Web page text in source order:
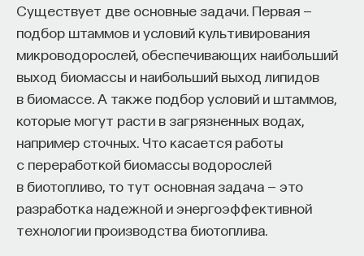
Существует две основные задачи. Первая —
подбор штаммов и условий культивирования
микроводорослей, обеспечивающих наибольший
выход биомассы и наибольший выход липидов
в биомассе. А также подбор условий и штаммов,
которые могут расти в загрязненных водах,
например сточных. Что касается работы
с переработкой биомассы водорослей
в биотопливо, то тут основная задача — это
разработка надежной и энергоэффективной
технологии производства биотоплива.
создан. Они некритично делегируют агенту
самые разные задачи и переносят в эту
коммуникацию далеко не лучшие привычки.
Но если использовать ИИ как сложного
собеседника, который заставляет уточнять
основания, спорить и продумывать собственную
позицию, тогда студент действительно
продвигается. Решающее значение имеет
не объем общения и не тип задания, а характер
самой коммуникации».